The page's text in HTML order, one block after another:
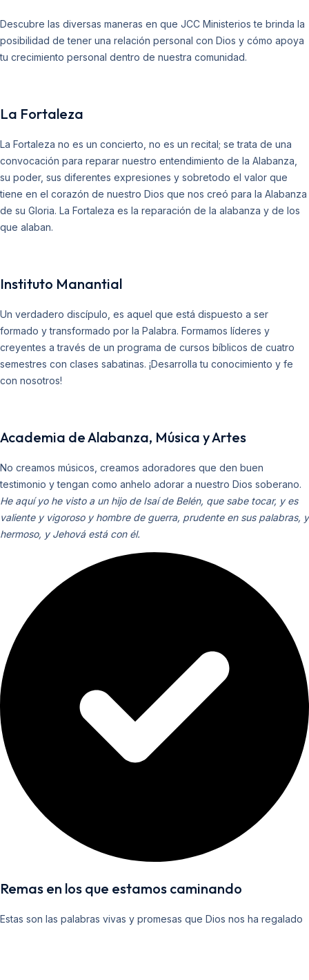
Descubre las diversas maneras en que JCC Ministerios te brinda la
posibilidad de tener una relación personal con Dios y cómo apoya
tu crecimiento personal dentro de nuestra comunidad.
La Fortaleza
La Fortaleza no es un concierto, no es un recital; se trata de una
convocación para reparar nuestro entendimiento de la Alabanza,
su poder, sus diferentes expresiones y sobretodo el valor que
tiene en el corazón de nuestro Dios que nos creó para la Alabanza
de su Gloria. La Fortaleza es la reparación de la alabanza y de los
que alaban.
Instituto Manantial
Un verdadero discípulo, es aquel que está dispuesto a ser
formado y transformado por la Palabra. Formamos líderes y
creyentes a través de un programa de cursos bíblicos de cuatro
semestres con clases sabatinas. ¡Desarrolla tu conocimiento y fe
con nosotros!
Academia de Alabanza, Música y Artes
No creamos músicos, creamos adoradores que den buen
testimonio y tengan como anhelo adorar a nuestro Dios soberano.
He aquí yo he visto a un hijo de Isaí de Belén, que sabe tocar, y es
valiente y vigoroso y hombre de guerra, prudente en sus palabras, y
hermoso, y Jehová está con él.
Remas en los que estamos caminando
Estas son las palabras vivas y promesas que Dios nos ha regalado